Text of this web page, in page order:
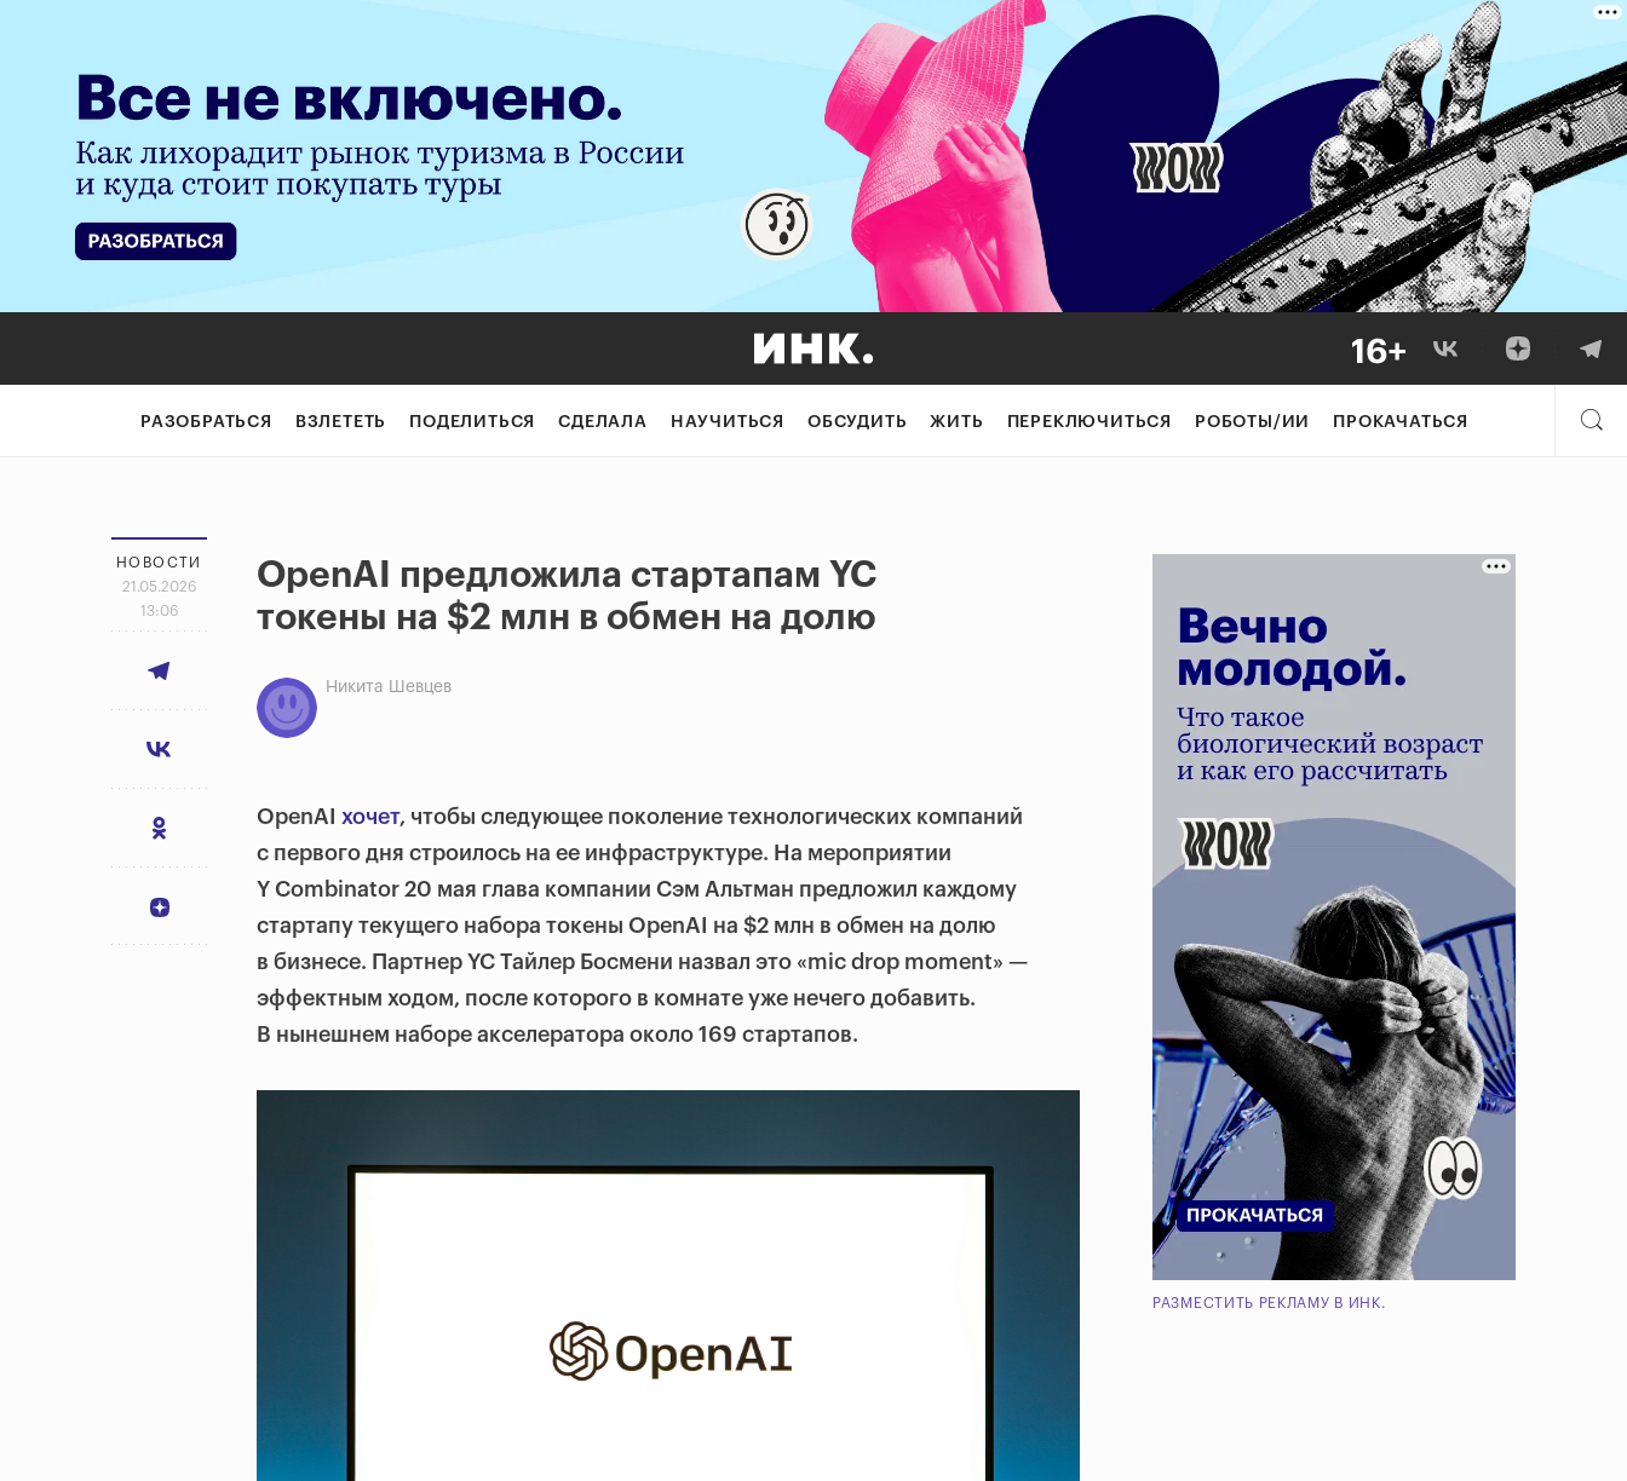
РАЗОБРАТЬСЯ ВЗЛЕТЕТЬ ПОДЕЛИТЬСЯ СДЕЛАЛА НАУЧИТЬСЯ ОБСУДИТЬ ЖИТЬ ПЕРЕКЛЮЧИТЬСЯ РОБОТЫ/ИИ ПРОКАЧАТЬСЯ
НОВОСТИ
21.05.2026
13:06
OpenAI предложила стартапам YC
токены на $2 млн в обмен на долю
Никита Шевцев
OpenAI хочет, чтобы следующее поколение технологических компаний
с первого дня строилось на ее инфраструктуре. На мероприятии
Y Combinator 20 мая глава компании Сэм Альтман предложил каждому
стартапу текущего набора токены OpenAI на $2 млн в обмен на долю
в бизнесе. Партнер YC Тайлер Босмени назвал это «mic drop moment» —
эффектным ходом, после которого в комнате уже нечего добавить.
В нынешнем наборе акселератора около 169 стартапов.
РАЗМЕСТИТЬ РЕКЛАМУ В ИНК.